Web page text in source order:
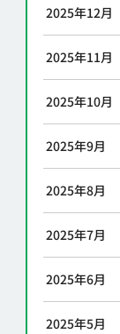
2025年12月
2025年11月
2025年10月
2025年9月
2025年8月
2025年7月
2025年6月
2025年5月